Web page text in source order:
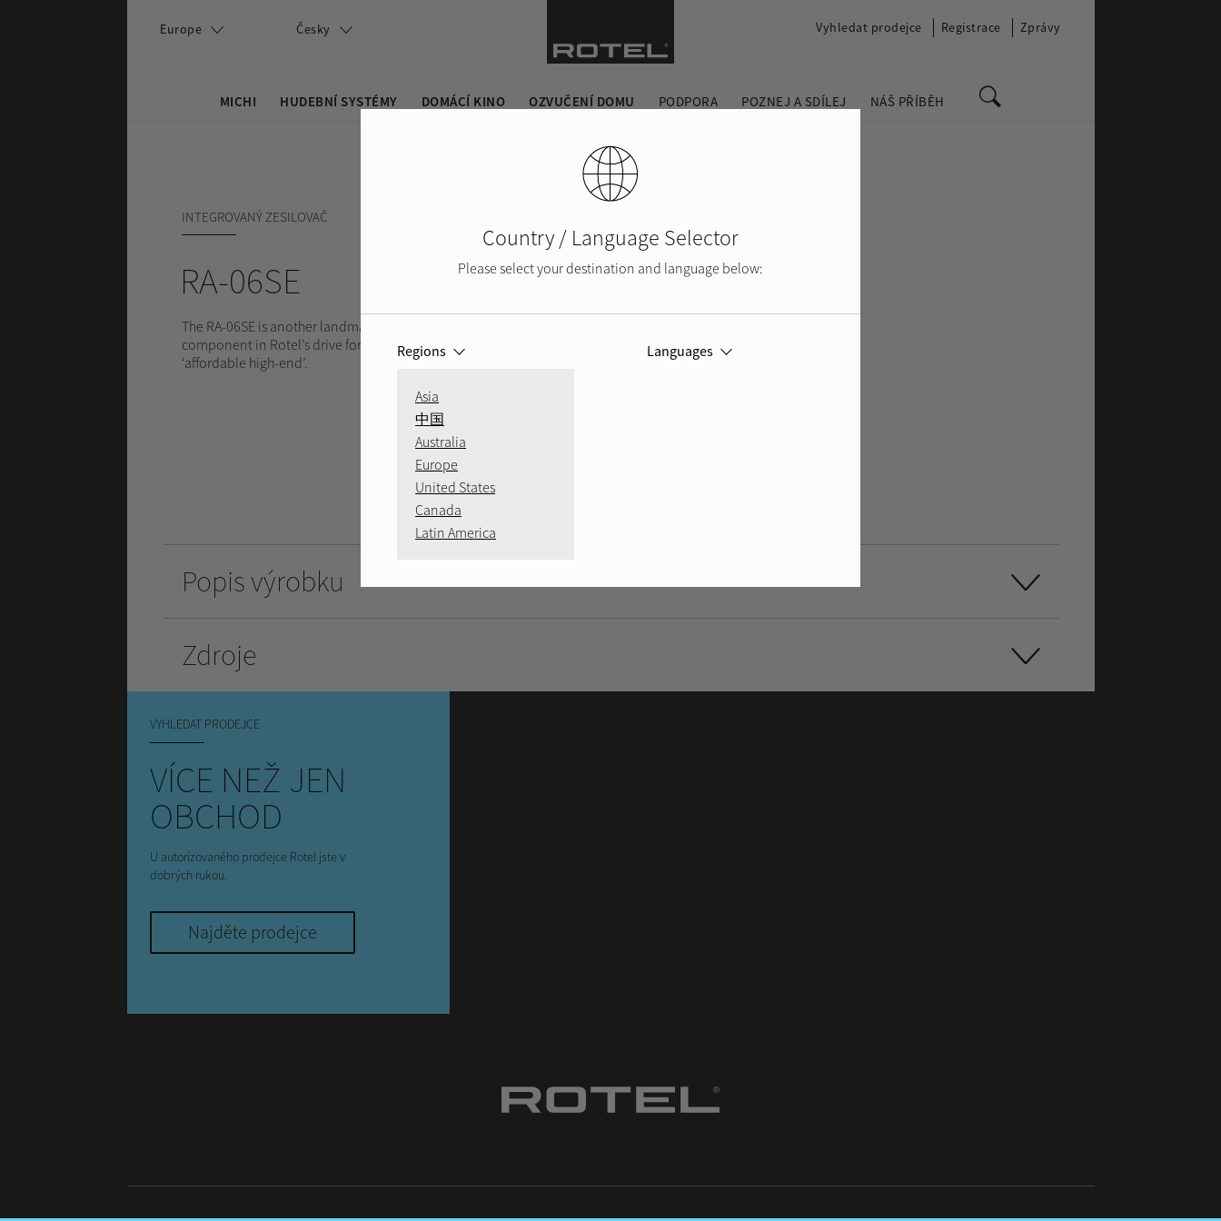
MICHI HUDEBNÍ SYSTÉMY DOMÁCÍ KINO OZVUČENÍ DOMU PODPORA POZNEJ A SDÍLEJ NÁŠ PŘÍBĚH
Europe Česky Vyhledat prodejce Registrace Zprávy
INTEGROVANÝ ZESILOVAČ
RA-06SE
The RA-06SE is another landmark
component in Rotel’s drive for
‘affordable high-end’.
Popis výrobku
Zdroje
VYHLEDAT PRODEJCE
VÍCE NEŽ JEN
OBCHOD
U autorizovaného prodejce Rotel jste v
dobrých rukou.
Najděte prodejce
Country / Language Selector
Please select your destination and language below:
Regions
Asia
中国
Australia
Europe
United States
Canada
Latin America
Languages